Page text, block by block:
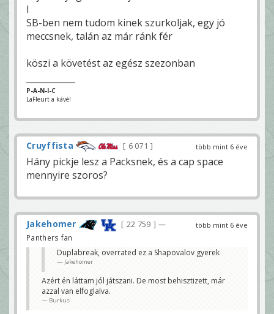
l
SB-ben nem tudom kinek szurkoljak, egy jó
meccsnek, talán az már ránk fér
köszi a követést az egész szezonban
P-A-N-I-C
LaFleurt a kávé!
több mint 6 éve
Cruyffista 6 071
Hány pickje lesz a Packsnek, és a cap space
mennyire szoros?
több mint 6 éve
Jakehomer 22 759
—
Panthers fan
Duplabreak, overrated ez a Shapovalov gyerek
Jakehomer
Azért én láttam jól játszani. De most behisztizett, már
azzal van elfoglalva.
Burkus